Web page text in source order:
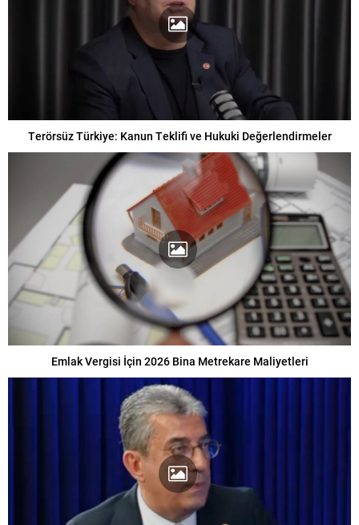
Terörsüz Türkiye: Kanun Teklifi ve Hukuki Değerlendirmeler
Emlak Vergisi İçin 2026 Bina Metrekare Maliyetleri